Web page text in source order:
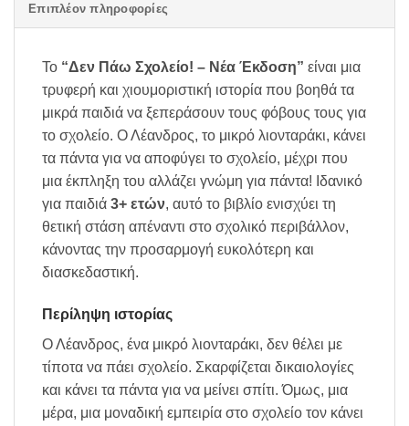
Επιπλέον πληροφορίες
Το “Δεν Πάω Σχολείο! – Νέα Έκδοση” είναι μια
τρυφερή και χιουμοριστική ιστορία που βοηθά τα
μικρά παιδιά να ξεπεράσουν τους φόβους τους για
το σχολείο. Ο Λέανδρος, το μικρό λιονταράκι, κάνει
τα πάντα για να αποφύγει το σχολείο, μέχρι που
μια έκπληξη του αλλάζει γνώμη για πάντα! Ιδανικό
για παιδιά 3+ ετών, αυτό το βιβλίο ενισχύει τη
θετική στάση απέναντι στο σχολικό περιβάλλον,
κάνοντας την προσαρμογή ευκολότερη και
διασκεδαστική.
Περίληψη ιστορίας
Ο Λέανδρος, ένα μικρό λιονταράκι, δεν θέλει με
τίποτα να πάει σχολείο. Σκαρφίζεται δικαιολογίες
και κάνει τα πάντα για να μείνει σπίτι. Όμως, μια
μέρα, μια μοναδική εμπειρία στο σχολείο τον κάνει